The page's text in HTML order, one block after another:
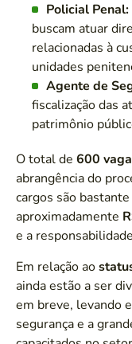
Policial Penal:
buscam atuar
relacionadas à
unidades
Agente de
fiscalização das
patrimônio
O total de 600
abrangência do
cargos são
aproximadamente
e a
Em relação ao
ainda estão a ser
em breve, levando
segurança e a